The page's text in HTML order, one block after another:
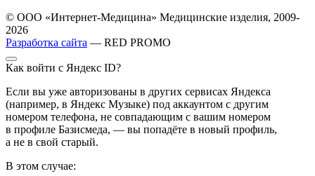
© ООО «Интернет-Медицина» Медицинские изделия, 2009-
2026
Разработка сайта — RED PROMO
Как войти с Яндекс ID?
Если вы уже авторизованы в других сервисах Яндекса
(например, в Яндекс Музыке) под аккаунтом с другим
номером телефона, не совпадающим с вашим номером
в профиле Базисмеда, — вы попадёте в новый профиль,
а не в свой старый.
В этом случае: